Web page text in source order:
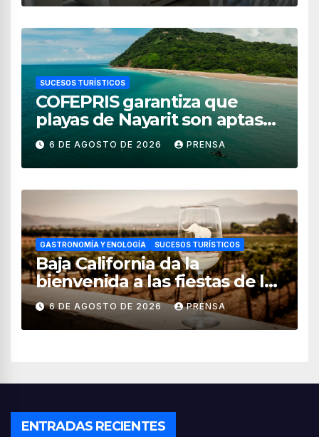
SUCESOS TURÍSTICOS
COFEPRIS garantiza que
playas de Nayarit son aptas
para uso recreativo
6 DE AGOSTO DE 2026 PRENSA
GASTRONOMÍA Y ENOLOGÍA SUCESOS TURÍSTICOS
Baja California da la
bienvenida a las fiestas de la
vendimia 2026
6 DE AGOSTO DE 2026 PRENSA
ENTRADAS RECIENTES